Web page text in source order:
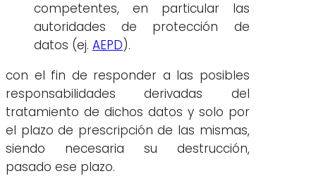
competentes, en particular las
autoridades de protección de
datos (ej. AEPD).
con el fin de responder a las posibles
responsabilidades derivadas del
tratamiento de dichos datos y solo por
el plazo de prescripción de las mismas,
siendo necesaria su destrucción,
pasado ese plazo.